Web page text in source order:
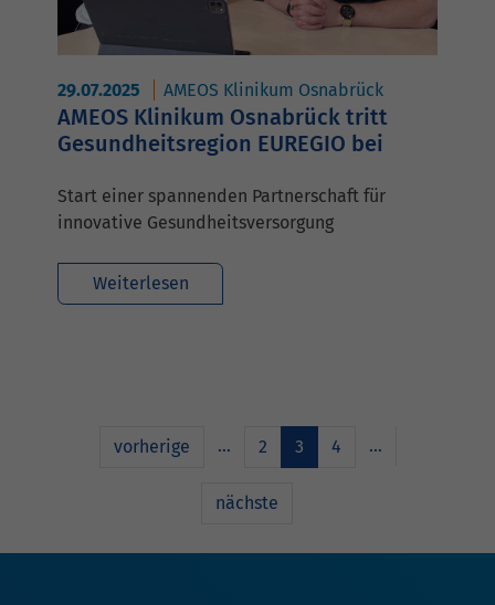
29.07.2025 AMEOS Klinikum Osnabrück
AMEOS Klinikum Osnabrück tritt
Gesundheitsregion EUREGIO bei
Start einer spannenden Partnerschaft für
innovative Gesundheitsversorgung
Weiterlesen
vorherige … 2 3 4 …
nächste